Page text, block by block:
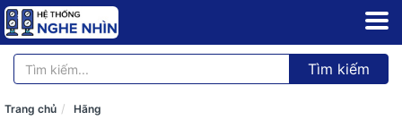
Tìm kiếm
Trang chủ Hãng